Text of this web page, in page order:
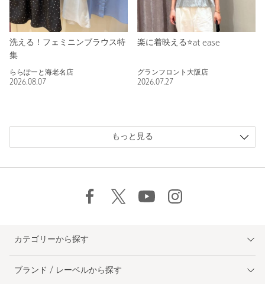
洗える！フェミニンブラウス特
集
ららぽーと海老名店
2026.08.07
楽に着映える⭐️at ease
グランフロント大阪店
2026.07.27
もっと見る
カテゴリーから探す
ブランド / レーベルから探す